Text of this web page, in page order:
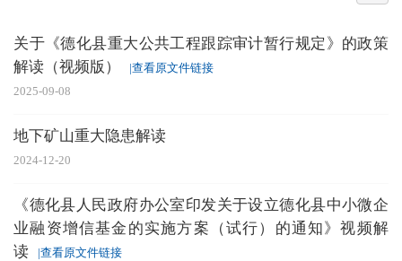
关于《德化县重大公共工程跟踪审计暂行规定》的政策
解读（视频版）
|查看原文件链接
2025-09-08
地下矿山重大隐患解读
2024-12-20
《德化县人民政府办公室印发关于设立德化县中小微企
业融资增信基金的实施方案（试行）的通知》视频解
读
|查看原文件链接